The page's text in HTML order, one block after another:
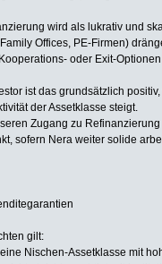
wird als lukrativ und
Offices, PE-Firmen)
oder Exit-
ist das grundsätzlich
der Assetklasse steigt.
Zugang zu
sofern Nera weiter solide
gilt:
Nischen-Assetklasse mit